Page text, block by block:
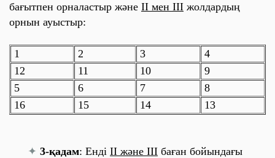
бағытпен орналастыр және ІІ мен ІІІ жолдардың
орнын ауыстыр:
1 2 3
4
12
11 10
9
5
6 7
8
16
15 14 13
✦ 3-қадам: Енді ІІ және ІІІ баған бойындағы